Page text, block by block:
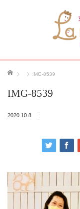
ホーム IMG-8539
IMG-8539
2020.10.8